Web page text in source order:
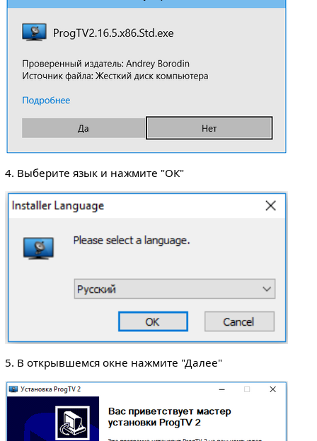
4. Выберите язык и нажмите "ОК"
5. В открывшемся окне нажмите "Далее"